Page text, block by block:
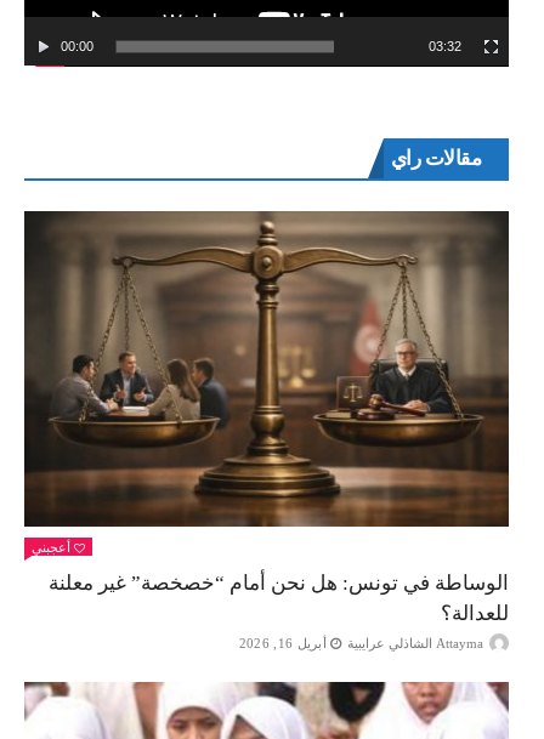
00:00 03:32
مقالات راي
أعجبني
الوساطة في تونس: هل نحن أمام “خصخصة” غير معلنة
للعدالة؟
Attayma الشاذلي عرايبية أبريل 16, 2026